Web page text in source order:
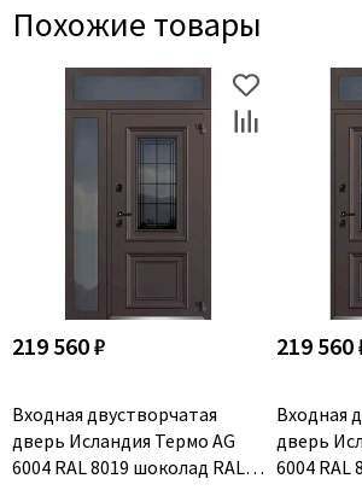
Похожие товары
219 560 ₽
Входная двустворчатая
дверь Исландия Термо AG
6004 RAL 8019 шоколад RAL
219 560
Входная
дверь
6004 RAL